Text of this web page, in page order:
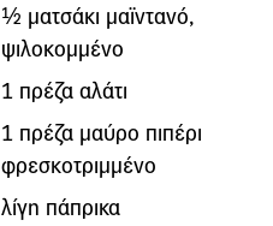
½ ματσάκι μαϊντανό,
ψιλοκομμένο
1 πρέζα αλάτι
1 πρέζα μαύρο πιπέρι
φρεσκοτριμμένο
λίγη πάπρικα